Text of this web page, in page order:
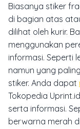
Biasanya stiker
di bagian atas
dilihat oleh kurir.
menggunakan
informasi. Seperti
namun yang
stiker. Anda dapat
Tokopedia
serta informasi.
berwarna merah